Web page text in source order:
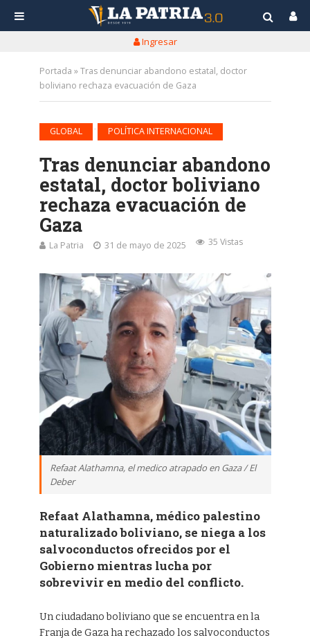
Ingresar
Portada »Tras denunciar abandono estatal, doctor
boliviano rechaza evacuación de Gaza
GLOBAL POLÍTICA INTERNACIONAL
Tras denunciar abandono
estatal, doctor boliviano
rechaza evacuación de
Gaza
La Patria 31 de mayo de 2025 35 Vistas
Refaat Alathamna, el medico atrapado en Gaza / El
Deber
Refaat Alathamna, médico palestino
naturalizado boliviano, se niega a los
salvoconductos ofrecidos por el
Gobierno mientras lucha por
sobrevivir en medio del conflicto.
Un ciudadano boliviano que se encuentra en la
Franja de Gaza ha rechazado los salvoconductos